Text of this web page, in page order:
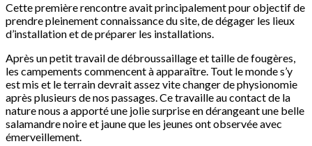
Cette première rencontre avait principalement pour objectif de
prendre pleinement connaissance du site, de dégager les lieux
d’installation et de préparer les installations.
Après un petit travail de débroussaillage et taille de fougères,
les campements commencent à apparaître. Tout le monde s’y
est mis et le terrain devrait assez vite changer de physionomie
après plusieurs de nos passages. Ce travaille au contact de la
nature nous a apporté une jolie surprise en dérangeant une belle
salamandre noire et jaune que les jeunes ont observée avec
émerveillement.